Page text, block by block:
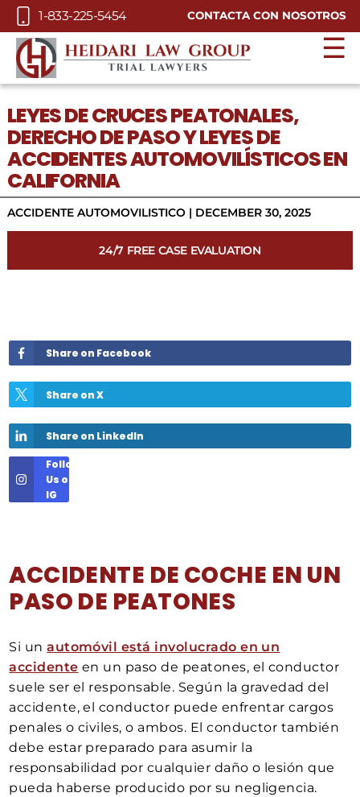
Skip to Main Content
1-833-225-5454 CONTACTA CON NOSOTROS
☰
LEYES DE CRUCES PEATONALES,
DERECHO DE PASO Y LEYES DE
ACCIDENTES AUTOMOVILÍSTICOS EN
CALIFORNIA
ACCIDENTE AUTOMOVILISTICO| DECEMBER 30, 2025
24/7 FREE CASE EVALUATION
Share on Facebook
Share on X
Share on LinkedIn
Follow
Us on
IG
ACCIDENTE DE COCHE EN UN
PASO DE PEATONES
Si unautomóvil está involucrado en un
accidente en un paso de peatones, el conductor
suele ser el responsable. Según la gravedad del
accidente, el conductor puede enfrentar cargos
penales o civiles, o ambos. El conductor también
debe estar preparado para asumir la
responsabilidad por cualquier daño o lesión que
pueda haberse producido por su negligencia.